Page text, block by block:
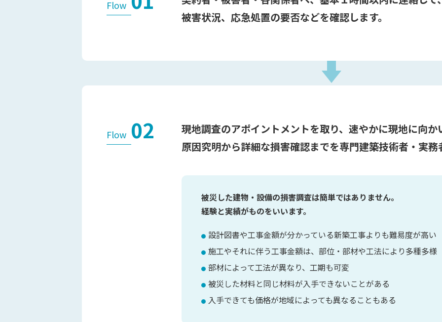
Flow
被害状況、応急処置の要否などを確認します。
Flow 02
現地調査のアポイントメントを取り、速やかに現地に向か
原因究明から詳細な損害確認までを専門建築技術者・実務
被災した建物・設備の損害調査は簡単ではありません。
経験と実績がものをいいます。
● 設計図書や工事金額が分かっている新築工事よりも難易度が高い
● 施工やそれに伴う工事金額は、部位・部材や工法により多種多様
● 部材によって工法が異なり、工期も可変
● 被災した材料と同じ材料が入手できないことがある
● 入手できても価格が地域によっても異なることもある